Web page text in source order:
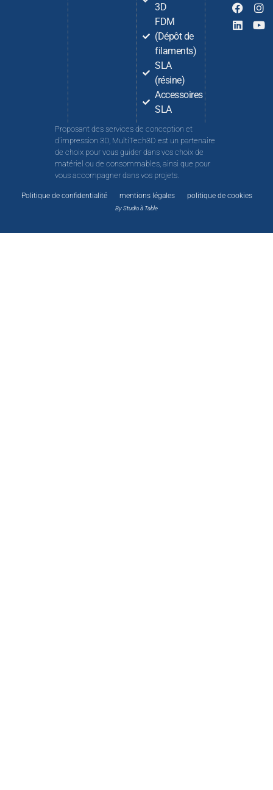
3D
FDM
(Dépôt de
filaments)
SLA
(résine)
Accessoires
SLA
Proposant des services de conception et
d’impression 3D, MultiTech3D est un partenaire
de choix pour vous guider dans vos choix de
matériel ou de consommables, ainsi que pour
vous accompagner dans vos projets.
Politique de confidentialité mentions légales politique de cookies
By Studio à Table